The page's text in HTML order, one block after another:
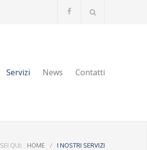
Servizi News Contatti
SEI QUI: HOME / I NOSTRI SERVIZI